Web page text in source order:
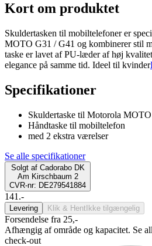
Kort om produktet
Skuldertasken til mobiltelefoner er
MOTO G31 / G41 og kombinerer stil
taske er lavet af PU-læder af høj
elegance på samme tid. Ideel til kvinder
Specifikationer
Skuldertaske til Motorola
Håndtaske til mobiltelefon
med 2 ekstra værelser
Se alle specifikationer
Solgt af Cadorabo DK
Am Kirschbaum 2
CVR-nr: DE279541884
141.-
Levering Klik & Hent Ikke tilgængelig
Forsendelse fra 25,-
Afhængig af område og kapacitet. Se
check-out